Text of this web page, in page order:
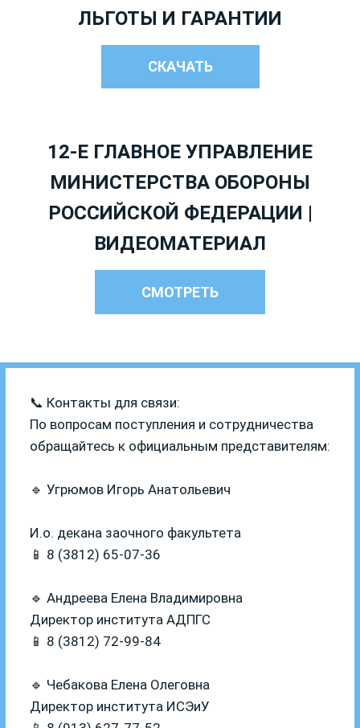
ЛЬГОТЫ И ГАРАНТИИ
СКАЧАТЬ
12-Е ГЛАВНОЕ УПРАВЛЕНИЕ
МИНИСТЕРСТВА ОБОРОНЫ
РОССИЙСКОЙ ФЕДЕРАЦИИ |
ВИДЕОМАТЕРИАЛ
СМОТРЕТЬ
📞 Контакты для связи:
По вопросам поступления и сотрудничества
обращайтесь к официальным представителям:
🔹 Угрюмов Игорь Анатольевич
И.о. декана заочного факультета
📱 8 (3812) 65-07-36
🔹 Андреева Елена Владимировна
Директор института АДПГС
📱 8 (3812) 72-99-84
🔹 Чебакова Елена Олеговна
Директор института ИСЭиУ